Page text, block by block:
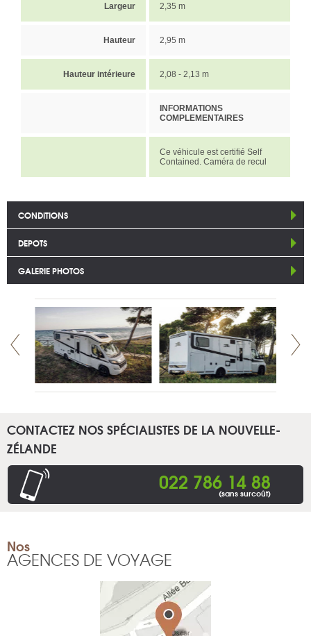
Largeur 2,35 m
Hauteur 2,95 m
Hauteur intérieure 2,08 - 2,13 m
INFORMATIONS
COMPLEMENTAIRES
Ce véhicule est certifié Self
Contained. Caméra de recul
CONDITIONS
DEPOTS
GALERIE PHOTOS
CONTACTEZ NOS SPÉCIALISTES DE LA NOUVELLE-
ZÉLANDE
022 786 14 88
(sans surcoût)
Nos
AGENCES DE VOYAGE